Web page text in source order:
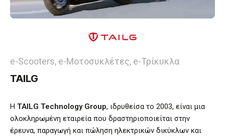
e-Scooters, e-Μοτοσυκλέτες, e-Τρίκυκλα
TAILG
Η TAILG Technology Group, ιδρυθείσα το 2003, είναι μια
ολοκληρωμένη εταιρεία που δραστηριοποιείται στην
έρευνα, παραγωγή και πώληση ηλεκτρικών δικύκλων και